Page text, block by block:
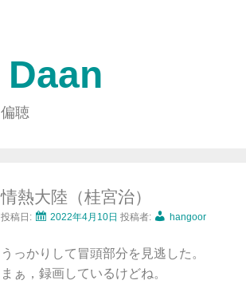
Daan
偏聴
情熱大陸（桂宮治）
投稿日: 2022年4月10日 投稿者: hangoor
うっかりして冒頭部分を見逃した。
まぁ，録画しているけどね。